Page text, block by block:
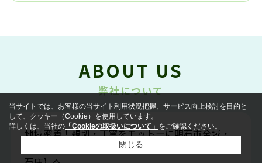
ABOUT US
弊社について
地域密着！親切・丁寧をモットーに明石市全域・
神戸市西区のお部屋探しは【ピタットハウス西明
当サイトでは、お客様の当サイト利用状況把握、サービス向上検討を目的と
して、クッキー（Cookie）を使用しています。
詳しくは、当社の 「Cookieの取扱いについて」 をご確認ください。
閉じる